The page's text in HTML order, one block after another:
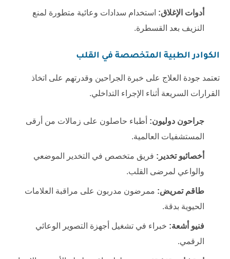
أدوات الإغلاق: استخدام سدادات وعائية متطورة لمنع
النزيف بعد القسطرة.
الكوادر الطبية المتخصصة في القلب
تعتمد جودة العلاج على خبرة الجراحين وقدرتهم على اتخاذ
القرارات السريعة أثناء الإجراء التداخلي.
جراحون دوليون: أطباء حاصلون على زمالات من أرقى
المستشفيات العالمية.
أخصائيو تخدير: فريق متخصص في التخدير الموضعي
والواعي لمرضى القلب.
طاقم تمريض: ممرضون مدربون على مراقبة العلامات
الحيوية بدقة.
فنيو أشعة: خبراء في تشغيل أجهزة التصوير الوعائي
الرقمي.